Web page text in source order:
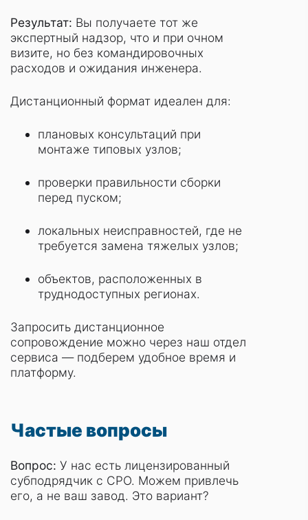
Результат: Вы получаете тот же
экспертный надзор, что и при очном
визите, но без командировочных
расходов и ожидания инженера.
Дистанционный формат идеален для:
плановых консультаций при
монтаже типовых узлов;
проверки правильности сборки
перед пуском;
локальных неисправностей, где не
требуется замена тяжелых узлов;
объектов, расположенных в
труднодоступных регионах.
Запросить дистанционное
сопровождение можно через наш отдел
сервиса — подберем удобное время и
платформу.
Частые вопросы
Вопрос: У нас есть лицензированный
субподрядчик с СРО. Можем привлечь
его, а не ваш завод. Это вариант?